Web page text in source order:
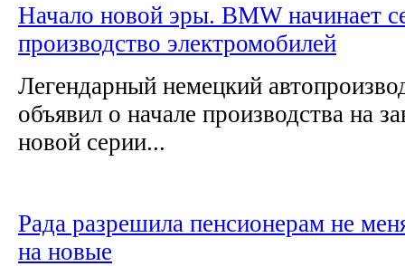
Начало новой эры. BMW начинает
производство электромобилей
Легендарный немецкий
объявил о начале производства на
новой серии...
Рада разрешила пенсионерам не
на новые